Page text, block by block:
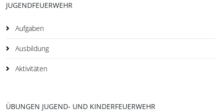
JUGENDFEUERWEHR
Aufgaben
Ausbildung
Aktivitäten
ÜBUNGEN JUGEND- UND KINDERFEUERWEHR